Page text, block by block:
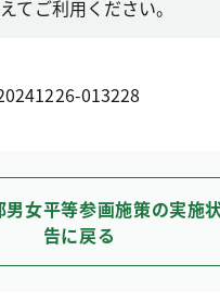
てご利用ください。
013228
男女平等参画施策の実施
告に戻る